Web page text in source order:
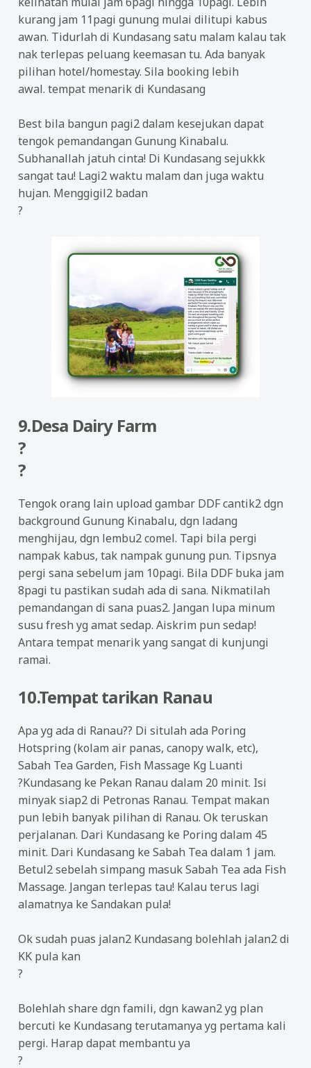
kurang jam 11pagi gunung mulai dilitupi kabus
awan. Tidurlah di Kundasang satu malam kalau tak
nak terlepas peluang keemasan tu. Ada banyak
pilihan hotel/homestay. Sila booking lebih
awal. tempat menarik di Kundasang
Best bila bangun pagi2 dalam kesejukan dapat
tengok pemandangan Gunung Kinabalu.
Subhanallah jatuh cinta! Di Kundasang sejukkk
sangat tau! Lagi2 waktu malam dan juga waktu
hujan. Menggigil2 badan
?
9.Desa Dairy Farm
?
?
Tengok orang lain upload gambar DDF cantik2 dgn
background Gunung Kinabalu, dgn ladang
menghijau, dgn lembu2 comel. Tapi bila pergi
nampak kabus, tak nampak gunung pun. Tipsnya
pergi sana sebelum jam 10pagi. Bila DDF buka jam
8pagi tu pastikan sudah ada di sana. Nikmatilah
pemandangan di sana puas2. Jangan lupa minum
susu fresh yg amat sedap. Aiskrim pun sedap!
Antara tempat menarik yang sangat di kunjungi
ramai.
10.Tempat tarikan Ranau
Apa yg ada di Ranau?? Di situlah ada Poring
Hotspring (kolam air panas, canopy walk, etc),
Sabah Tea Garden, Fish Massage Kg Luanti
?Kundasang ke Pekan Ranau dalam 20 minit. Isi
minyak siap2 di Petronas Ranau. Tempat makan
pun lebih banyak pilihan di Ranau. Ok teruskan
perjalanan. Dari Kundasang ke Poring dalam 45
minit. Dari Kundasang ke Sabah Tea dalam 1 jam.
Betul2 sebelah simpang masuk Sabah Tea ada Fish
Massage. Jangan terlepas tau! Kalau terus lagi
alamatnya ke Sandakan pula!
Ok sudah puas jalan2 Kundasang bolehlah jalan2 di
KK pula kan
?
Bolehlah share dgn famili, dgn kawan2 yg plan
bercuti ke Kundasang terutamanya yg pertama kali
pergi. Harap dapat membantu ya
?